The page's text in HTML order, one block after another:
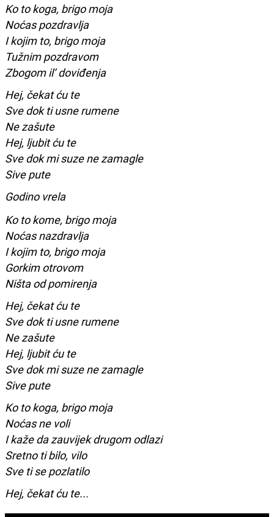
Ko to koga, brigo moja
Noćas pozdravlja
I kojim to, brigo moja
Tužnim pozdravom
Zbogom il’ doviđenja
Hej, čekat ću te
Sve dok ti usne rumene
Ne zašute
Hej, ljubit ću te
Sve dok mi suze ne zamagle
Sive pute
Godino vrela
Ko to kome, brigo moja
Noćas nazdravlja
I kojim to, brigo moja
Gorkim otrovom
Ništa od pomirenja
Hej, čekat ću te
Sve dok ti usne rumene
Ne zašute
Hej, ljubit ću te
Sve dok mi suze ne zamagle
Sive pute
Ko to koga, brigo moja
Noćas ne voli
I kaže da zauvijek drugom odlazi
Sretno ti bilo, vilo
Sve ti se pozlatilo
Hej, čekat ću te...